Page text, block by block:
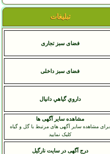
تبلیغات
فضای سبز تجاری
فضای سبز داخلی
داروي گياهي دانيال
مشاهده سایر آگهی ها
برای مشاهده سایر آگهی های مرتبط با گل و گیاه
کلیک نمایید
درج آگهی در سایت نارگیل